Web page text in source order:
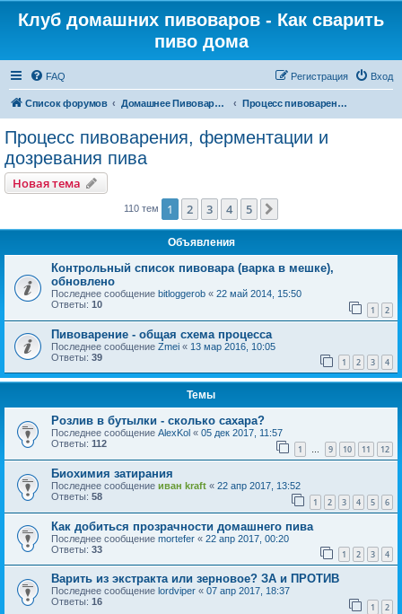
Клуб домашних пивоваров - Как cварить
пиво дома
FAQ Вход
Регистрация
Список форумов Домашнее Пивоварение - Минск Беларусь Процесс пивоварения, ферментации и дозревания пива
Процесс пивоварения, ферментации и
дозревания пива
Новая тема
110 тем 1 2 3 4 5
Объявления
Контрольный список пивовара (варка в мешке),
обновлено
Последнее сообщение bitloggerob « 22 май 2014, 15:50
Ответы: 10 1 2
Пивоварение - общая схема процесса
Последнее сообщение Zmei « 13 мар 2016, 10:05
Ответы: 39 1 2 3 4
Темы
Розлив в бутылки - сколько сахара?
Последнее сообщение AlexKol « 05 дек 2017, 11:57
Ответы: 112 1 … 9 10 11 12
Биохимия затирания
Последнее сообщение иван kraft « 22 апр 2017, 13:52
Ответы: 58 1 2 3 4 5 6
Как добиться прозрачности домашнего пива
Последнее сообщение mortefer « 22 апр 2017, 00:20
Ответы: 33 1 2 3 4
Варить из экстракта или зерновое? ЗА и ПРОТИВ
Последнее сообщение lordviper « 07 апр 2017, 18:37
Ответы: 16 1 2